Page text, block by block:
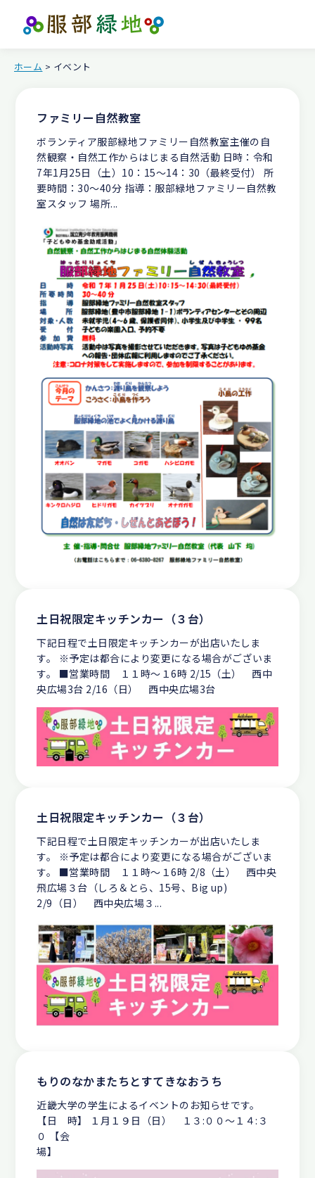
ホーム > イベント
ファミリー自然教室
ボランティア服部緑地ファミリー自然教室主催の自
然観察・自然工作からはじまる自然活動 日時：令和
7年1月25日（土）10：15～14：30（最終受付） 所
要時間：30～40分 指導：服部緑地ファミリー自然教
室スタッフ 場所...
土日祝限定キッチンカー（３台）
下記日程で土日限定キッチンカーが出店いたしま
す。 ※予定は都合により変更になる場合がございま
す。 ■営業時間 １１時～１6時 2/15（土） 西中
央広場3台 2/16（日） 西中央広場3台
土日祝限定キッチンカー（３台）
下記日程で土日限定キッチンカーが出店いたしま
す。 ※予定は都合により変更になる場合がございま
す。 ■営業時間 １１時～１6時 2/8（土） 西中央
飛広場３台（しろ＆とら、15号、Big up)
2/9（日） 西中央広場３...
もりのなかまたちとすてきなおうち
近畿大学の学生によるイベントのお知らせです。
【日 時】 １月１９日（日） １３:００～１４:３
０ 【会
場